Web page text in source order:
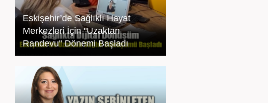
Eskişehir’de Sağlıklı Hayat
Merkezleri İçin "Uzaktan
Randevu" Dönemi Başladı